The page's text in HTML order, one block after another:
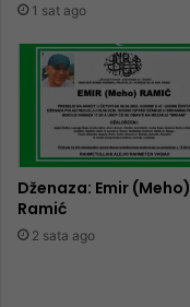
1 sat ago
Dženaza: Emir (Meho)
Ramić
2 sata ago